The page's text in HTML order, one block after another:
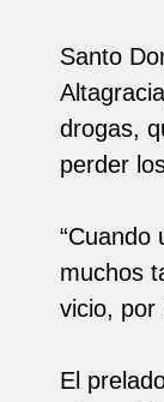
Santo
drogas,
perder
“Cuando
muchos
vicio, por
El